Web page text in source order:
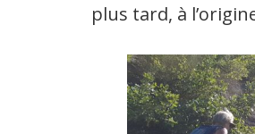
plus tard, à